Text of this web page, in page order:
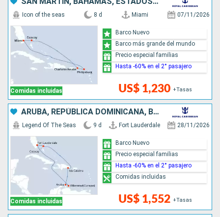
Comidas incluidas
Icon of the seas 8 d Miami 07/11/2026
US$ 1,230 +Tasas
Barco Nuevo
Barco más grande del mundo
Precio especial familias
Hasta -60% en el 2° pasajero
ARUBA, REPÚBLICA DOMINICANA, BAHAMAS, ESTADOS UNIDOS
Comidas incluidas
Legend Of The Seas 9 d Fort Lauderdale 28/11/2026
US$ 1,552 +Tasas
Barco Nuevo
Precio especial familias
Hasta -60% en el 2° pasajero
Comidas incluidas